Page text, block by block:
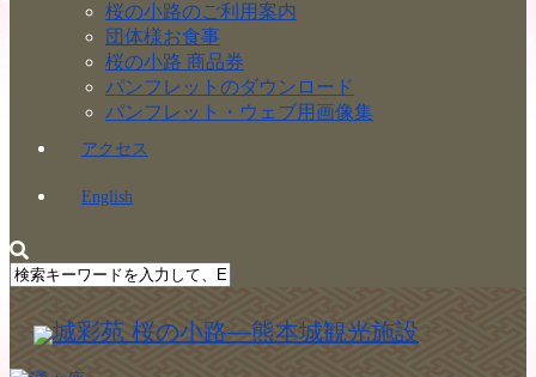
桜の小路のご利用案内
団体様お食事
桜の小路 商品券
パンフレットのダウンロード
パンフレット・ウェブ用画像集
アクセス
English